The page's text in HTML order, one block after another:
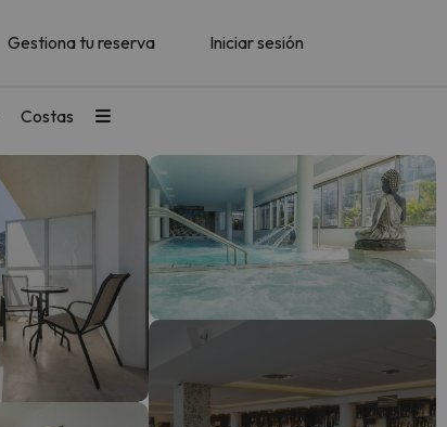
Gestiona tu reserva Iniciar sesión
Costas